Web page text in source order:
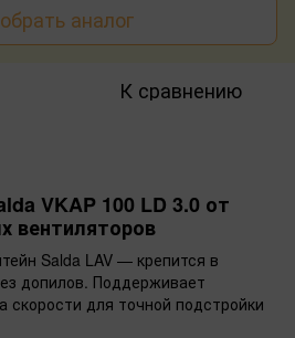
аналог
К сравнению
VKAP 100 LD 3.0 от
вентиляторов
Salda LAV — крепится в
допилов. Поддерживает
скорости для точной подстройки